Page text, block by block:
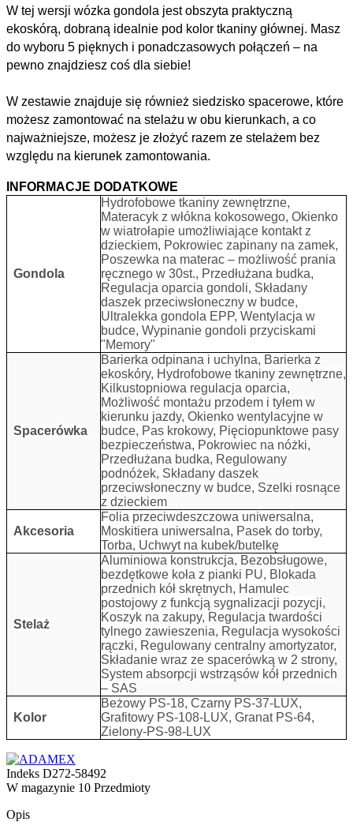
W tej wersji wózka gondola jest obszyta praktyczną
ekoskórą, dobraną idealnie pod kolor tkaniny głównej. Masz
do wyboru 5 pięknych i ponadczasowych połączeń – na
pewno znajdziesz coś dla siebie!
W zestawie znajduje się również siedzisko spacerowe, które
możesz zamontować na stelażu w obu kierunkach, a co
najważniejsze, możesz je złożyć razem ze stelażem bez
względu na kierunek zamontowania.
INFORMACJE DODATKOWE
Gondola
Hydrofobowe tkaniny zewnętrzne,
Materacyk z włókna kokosowego, Okienko
w wiatrołapie umożliwiające kontakt z
dzieckiem, Pokrowiec zapinany na zamek,
Poszewka na materac – możliwość prania
ręcznego w 30st., Przedłużana budka,
Regulacja oparcia gondoli, Składany
daszek przeciwsłoneczny w budce,
Ultralekka gondola EPP, Wentylacja w
budce, Wypinanie gondoli przyciskami
"Memory"
Spacerówka
Barierka odpinana i uchylna, Barierka z
ekoskóry, Hydrofobowe tkaniny zewnętrzne,
Kilkustopniowa regulacja oparcia,
Możliwość montażu przodem i tyłem w
kierunku jazdy, Okienko wentylacyjne w
budce, Pas krokowy, Pięciopunktowe pasy
bezpieczeństwa, Pokrowiec na nóżki,
Przedłużana budka, Regulowany
podnóżek, Składany daszek
przeciwsłoneczny w budce, Szelki rosnące
z dzieckiem
Akcesoria
Folia przeciwdeszczowa uniwersalna,
Moskitiera uniwersalna, Pasek do torby,
Torba, Uchwyt na kubek/butelkę
Stelaż
Aluminiowa konstrukcja, Bezobsługowe,
bezdętkowe koła z pianki PU, Blokada
przednich kół skrętnych, Hamulec
postojowy z funkcją sygnalizacji pozycji,
Koszyk na zakupy, Regulacja twardości
tylnego zawieszenia, Regulacja wysokości
rączki, Regulowany centralny amortyzator,
Składanie wraz ze spacerówką w 2 strony,
System absorpcji wstrząsów kół przednich
– SAS
Kolor
Beżowy PS-18, Czarny PS-37-LUX,
Grafitowy PS-108-LUX, Granat PS-64,
Zielony-PS-98-LUX
Indeks D272-58492
W magazynie 10 Przedmioty
Opis